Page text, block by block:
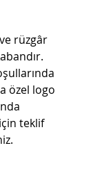
rüzgâr
özel logo
teklif